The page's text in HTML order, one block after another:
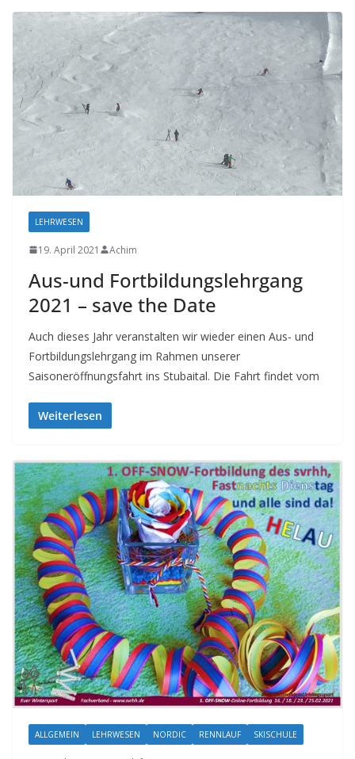
LEHRWESEN
19. April 2021 Achim
Aus-und Fortbildungslehrgang
2021 – save the Date
Auch dieses Jahr veranstalten wir wieder einen Aus- und
Fortbildungslehrgang im Rahmen unserer
Saisoneröffnungsfahrt ins Stubaital. Die Fahrt findet vom
Weiterlesen
ALLGEMEIN LEHRWESEN NORDIC RENNLAUF SKISCHULE